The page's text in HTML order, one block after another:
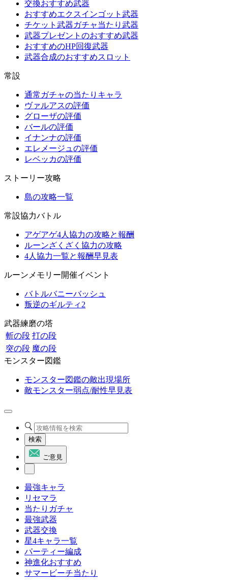
交換おすすめ武器
おすすめエクスインゴット武器
チケット武器ガチャ当たり武器
武器プレゼントのおすすめ武器
おすすめのHP回復武器
武器合成のおすすめスロット
常設
通常ガチャの当たりキャラ
ヴァルアスの評価
グローザの評価
バールの評価
イナンナの評価
エレメージュの評価
レベッカの評価
ストーリー攻略
島の攻略一覧
常設協力バトル
アゲアゲ4人協力の攻略と報酬
ルーンざくざく協力の攻略
4人協力一覧と報酬早見表
ルーンメモリー開催イベント
バトルバニーバッシュ
叛逆のギルティ2
武器練磨の塔
斬の段 打の段
突の段 魔の段
モンスター図鑑
モンスター図鑑の敵出現場所
敵モンスター弱点/耐性早見表
検索
ご意見
最強キャラ
リセマラ
当たりガチャ
最強武器
武器交換
星4キャラ一覧
パーティー編成
神進化おすすめ
サマービーチ当たり